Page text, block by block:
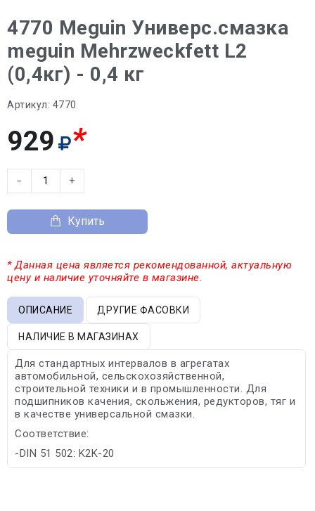
4770 Meguin Универс.смазка
meguin Mehrzweckfett L2
(0,4кг) - 0,4 кг
Артикул: 4770
929 *
− +
Купить
* Данная цена является рекомендованной, актуальную
цену и наличие уточняйте в магазине.
ОПИСАНИЕ ДРУГИЕ ФАСОВКИ
НАЛИЧИЕ В МАГАЗИНАХ
Для стандартных интервалов в агрегатах
автомобильной, сельскохозяйственной,
строительной техники и в промышленности. Для
подшипников качения, скольжения, редукторов, тяг и
в качестве универсальной смазки.
Соответствие:
-DIN 51 502: K2K-20